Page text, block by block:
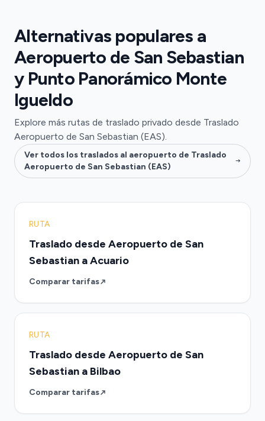
Alternativas populares a
Aeropuerto de San Sebastian
y Punto Panorámico Monte
Igueldo
Explore más rutas de traslado privado desde Traslado
Aeropuerto de San Sebastian (EAS).
Ver todos los traslados al aeropuerto de Traslado
Aeropuerto de San Sebastian (EAS)
RUTA
Traslado desde Aeropuerto de San
Sebastian a Acuario
Comparar tarifas
RUTA
Traslado desde Aeropuerto de San
Sebastian a Bilbao
Comparar tarifas